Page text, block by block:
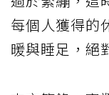
每個人獲得的
暖與睡足，絕